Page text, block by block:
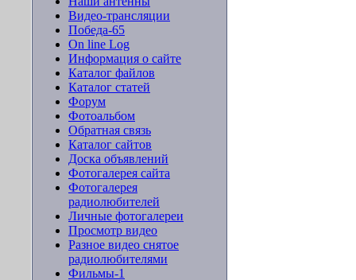
Видео-трансляции
Победа-65
On line Log
Информация о сайте
Каталог файлов
Каталог статей
Форум
Фотоальбом
Обратная связь
Каталог сайтов
Доска объявлений
Фотогалерея сайта
Фотогалерея
радиолюбителей
Личные фотогалереи
Просмотр видео
Разное видео снятое
радиолюбителями
Фильмы-1